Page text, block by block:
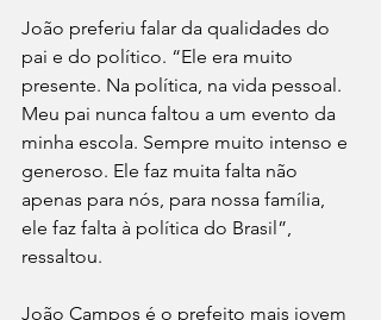
João preferiu falar da qualidades do
pai e do político. “Ele era muito
presente. Na política, na vida pessoal.
Meu pai nunca faltou a um evento da
minha escola. Sempre muito intenso e
generoso. Ele faz muita falta não
apenas para nós, para nossa família,
ele faz falta à política do Brasil”,
ressaltou.
João Campos é o prefeito mais jovem